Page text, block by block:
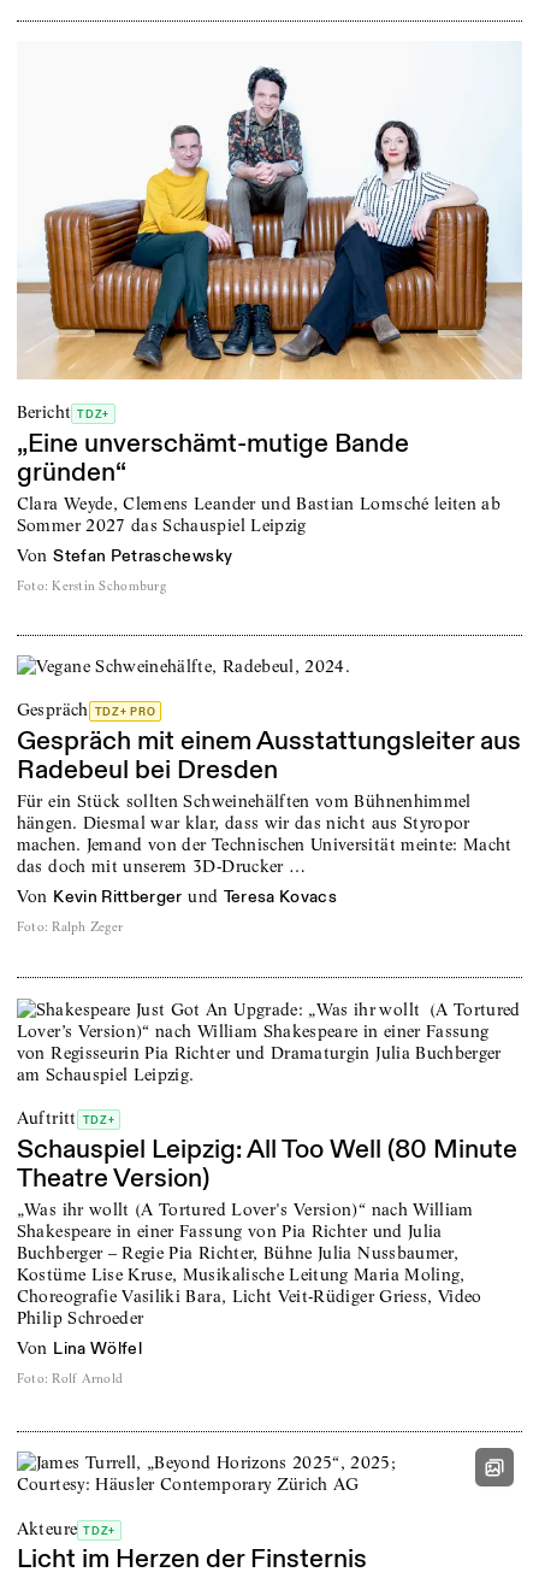
Bericht TDZ+
„Eine unverschämt-mutige Bande
gründen“
Clara Weyde, Clemens Leander und Bastian Lomsché leiten ab
Sommer 2027 das Schauspiel Leipzig
von Stefan Petraschewsky
Foto: Kerstin Schomburg
Gespräch TDZ+ PRO
Gespräch mit einem Ausstattungsleiter aus
Radebeul bei Dresden
Für ein Stück sollten Schweinehälften vom Bühnenhimmel
hängen. Diesmal war klar, dass wir das nicht aus Styropor
machen. Jemand von der Technischen Universität meinte: Macht
das doch mit unserem 3D-Drucker …
von Kevin Rittberger und Teresa Kovacs
Foto: Ralph Zeger
Auftritt TDZ+
Schauspiel Leipzig: All Too Well (80 Minute
Theatre Version)
„Was ihr wollt (A Tortured Lover's Version)“ nach William
Shakespeare in einer Fassung von Pia Richter und Julia
Buchberger – Regie Pia Richter, Bühne Julia Nussbaumer,
Kostüme Lise Kruse, Musikalische Leitung Maria Moling,
Choreografie Vasiliki Bara, Licht Veit-Rüdiger Griess, Video
Philip Schroeder
von Lina Wölfel
Foto: Rolf Arnold
Akteure TDZ+
Licht im Herzen der Finsternis